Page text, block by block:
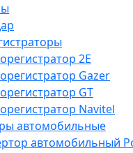
2E
Gazer
GT
Navitel
автомобильные
автомобильный